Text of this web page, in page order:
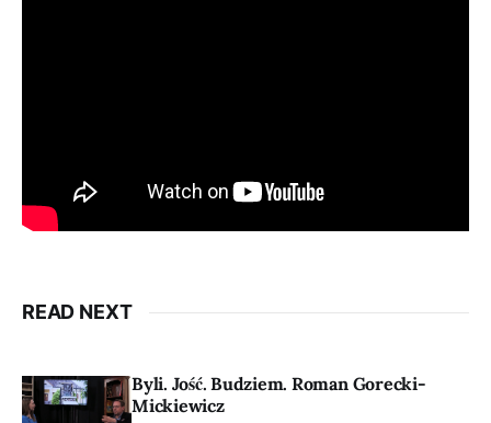
READ NEXT
Byli. Jość. Budziem. Roman Gorecki-
Mickiewicz